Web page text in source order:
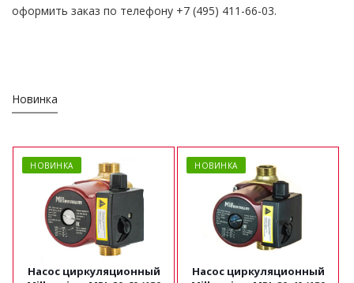
оформить заказ по телефону +7 (495) 411-66-03.
Новинка
НОВИНКА
Насос циркуляционный
НОВИНКА
Насос циркуляционный